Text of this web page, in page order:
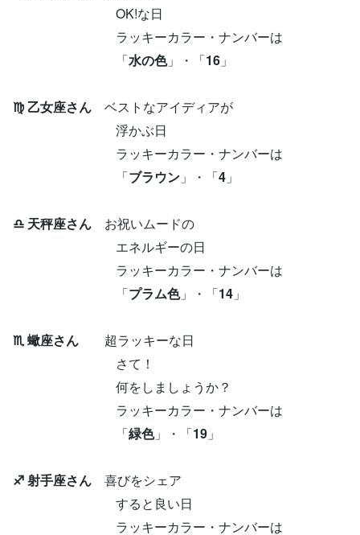
OK!な日
ラッキーカラー・ナンバーは
「水の色」・「16 」
♍ 乙女座さん ベストなアイディアが
浮かぶ日
ラッキーカラー・ナンバーは
「ブラウン 」・「4 」
♎ 天秤座さん お祝いムードの
エネルギーの日
ラッキーカラー・ナンバーは
「プラム色」・「14 」
♏ 蠍座さん 超ラッキーな日
さて！
何をしましょうか？
ラッキーカラー・ナンバーは
「緑色」・「19 」
♐ 射手座さん 喜びをシェア
すると良い日
ラッキーカラー・ナンバーは